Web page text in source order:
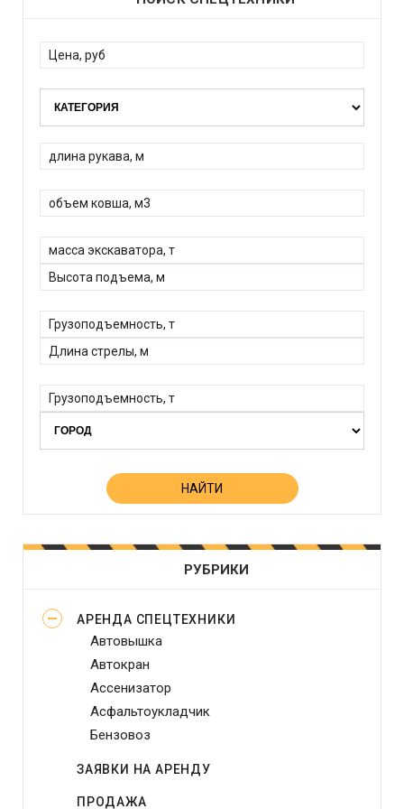
РУБРИКИ
АРЕНДА СПЕЦТЕХНИКИ
Автовышка
Автокран
Ассенизатор
Асфальтоукладчик
Бензовоз
Виброплита
ЗАЯВКИ НА АРЕНДУ
ПРОДАЖА